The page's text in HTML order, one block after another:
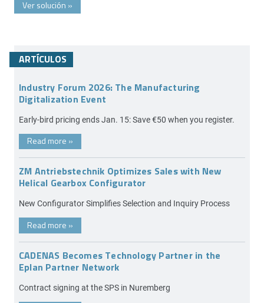
Ver solución »
ARTÍCULOS
Industry Forum 2026: The Manufacturing
Digitalization Event
Early-bird pricing ends Jan. 15: Save €50 when you register.
Read more »
ZM Antriebstechnik Optimizes Sales with New
Helical Gearbox Configurator
New Configurator Simplifies Selection and Inquiry Process
Read more »
CADENAS Becomes Technology Partner in the
Eplan Partner Network
Contract signing at the SPS in Nuremberg